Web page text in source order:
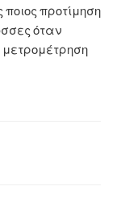
προτίμηση
όταν
μετρομέτρηση